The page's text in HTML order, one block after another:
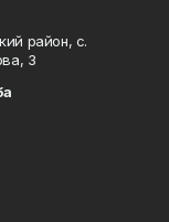
район, с.
3